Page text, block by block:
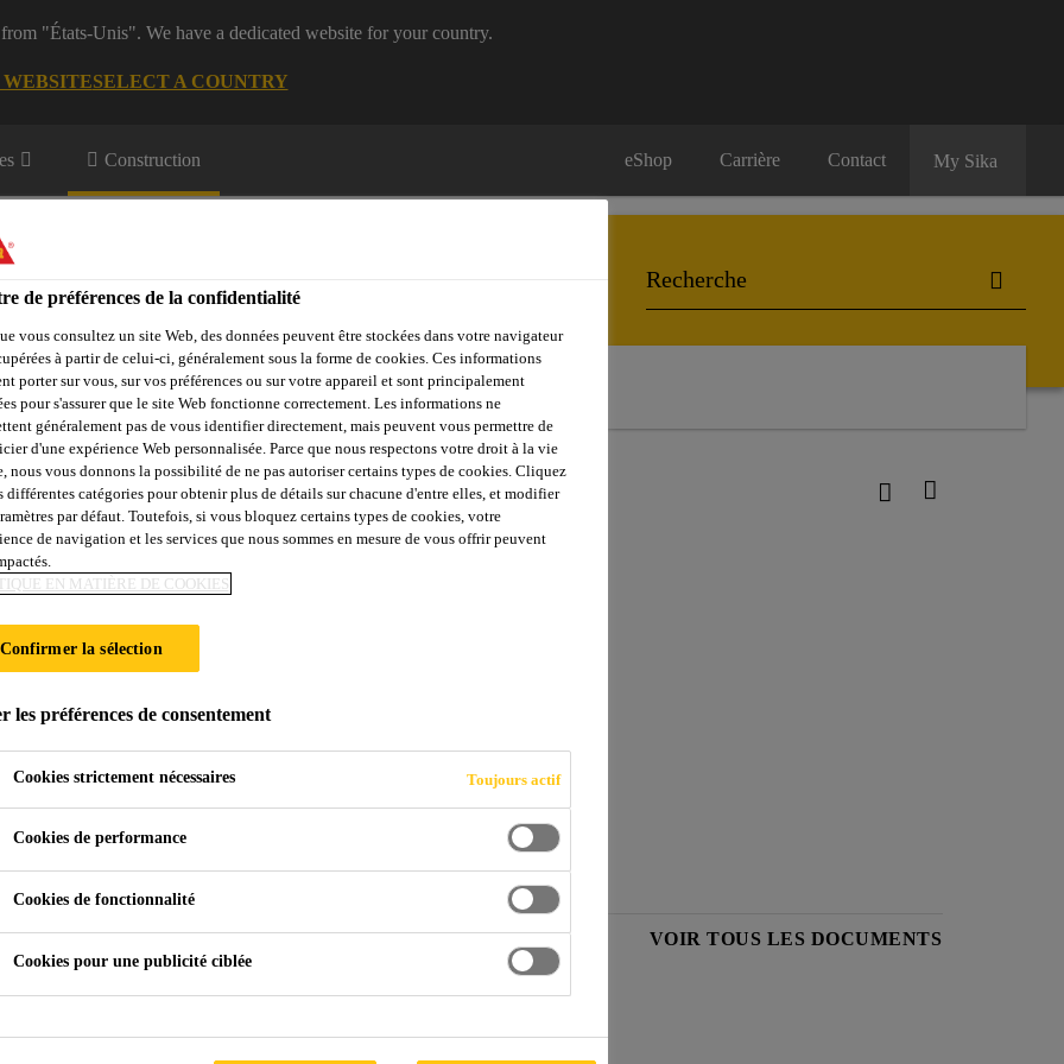
"États-Unis". We have a dedicated website for your country.
SELECT A COUNTRY
Construction eShop Carrière Contact My Sika
Objets de référence Sika Apps Interlocuteur
/ Accessoires Voile en fibres de verre type 270
verre type 270
détails difficiles et complexes
FICHE TECHNIQUE DU PRODUIT VOIR TOUS LES DOCUMENTS
Application Documents
de préférences de la confidentialité
vous consultez un site Web, des données peuvent être stockées dans votre navigateur
à partir de celui-ci, généralement sous la forme de cookies. Ces informations
porter sur vous, sur vos préférences ou sur votre appareil et sont principalement
pour s'assurer que le site Web fonctionne correctement. Les informations ne
généralement pas de vous identifier directement, mais peuvent vous permettre de
d'une expérience Web personnalisée. Parce que nous respectons votre droit à la vie
nous vous donnons la possibilité de ne pas autoriser certains types de cookies. Cliquez
différentes catégories pour obtenir plus de détails sur chacune d'entre elles, et modifier
par défaut. Toutefois, si vous bloquez certains types de cookies, votre
de navigation et les services que nous sommes en mesure de vous offrir peuvent
EN MATIÈRE DE COOKIES
Confirmer la sélection
les préférences de consentement
Cookies strictement nécessaires Toujours actif
Cookies de performance
Cookies de fonctionnalité
Cookies pour une publicité ciblée